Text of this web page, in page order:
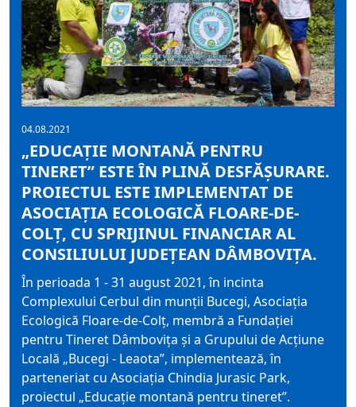
04.08.2021
„EDUCAȚIE MONTANĂ PENTRU
TINERET” ESTE ÎN PLINĂ DESFĂȘURARE.
PROIECTUL ESTE IMPLEMENTAT DE
ASOCIAŢIA ECOLOGICĂ FLOARE-DE-
COLŢ, CU SPRIJINUL FINANCIAR AL
CONSILIULUI JUDEȚEAN DÂMBOVIȚA.
În perioada 1 - 31 august 2021, în incinta
Complexului Cerbul din munții Bucegi, Asociaţia
Ecologică Floare-de-Colţ, membră a Fundaţiei
pentru Tineret Dâmboviţa și a Grupului de Acţiune
Locală „Bucegi - Leaota”, implementează, în
parteneriat cu Asociaţia Chindia Jurasic Park,
proiectul „Educație montană pentru tineret”.